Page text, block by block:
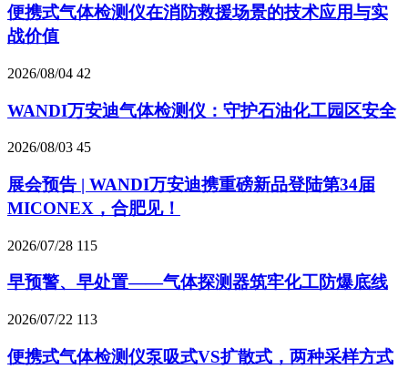
便携式气体检测仪在消防救援场景的技术应用与实
战价值
2026/08/04 42
WANDI万安迪气体检测仪：守护石油化工园区安全
2026/08/03 45
展会预告 | WANDI万安迪携重磅新品登陆第34届
MICONEX，合肥见！
2026/07/28 115
早预警、早处置——气体探测器筑牢化工防爆底线
2026/07/22 113
便携式气体检测仪泵吸式VS扩散式，两种采样方式